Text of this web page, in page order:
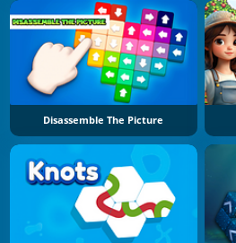
Disassemble The Picture